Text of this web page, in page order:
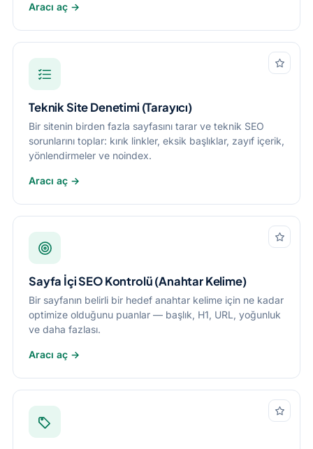
Aracı aç →
Teknik Site Denetimi (Tarayıcı)
Bir sitenin birden fazla sayfasını tarar ve teknik SEO
sorunlarını toplar: kırık linkler, eksik başlıklar, zayıf içerik,
yönlendirmeler ve noindex.
Aracı aç →
Sayfa İçi SEO Kontrolü (Anahtar Kelime)
Bir sayfanın belirli bir hedef anahtar kelime için ne kadar
optimize olduğunu puanlar — başlık, H1, URL, yoğunluk
ve daha fazlası.
Aracı aç →